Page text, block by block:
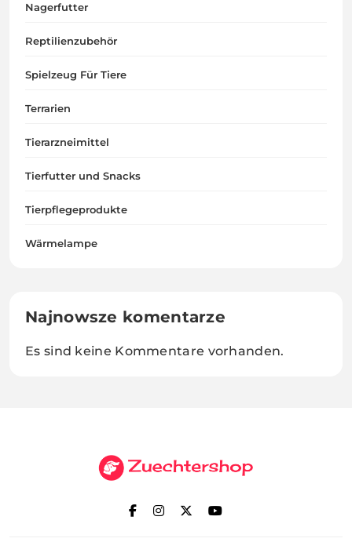
Nagerfutter
Reptilienzubehör
Spielzeug Für Tiere
Terrarien
Tierarzneimittel
Tierfutter und Snacks
Tierpflegeprodukte
Wärmelampe
Najnowsze komentarze
Es sind keine Kommentare vorhanden.